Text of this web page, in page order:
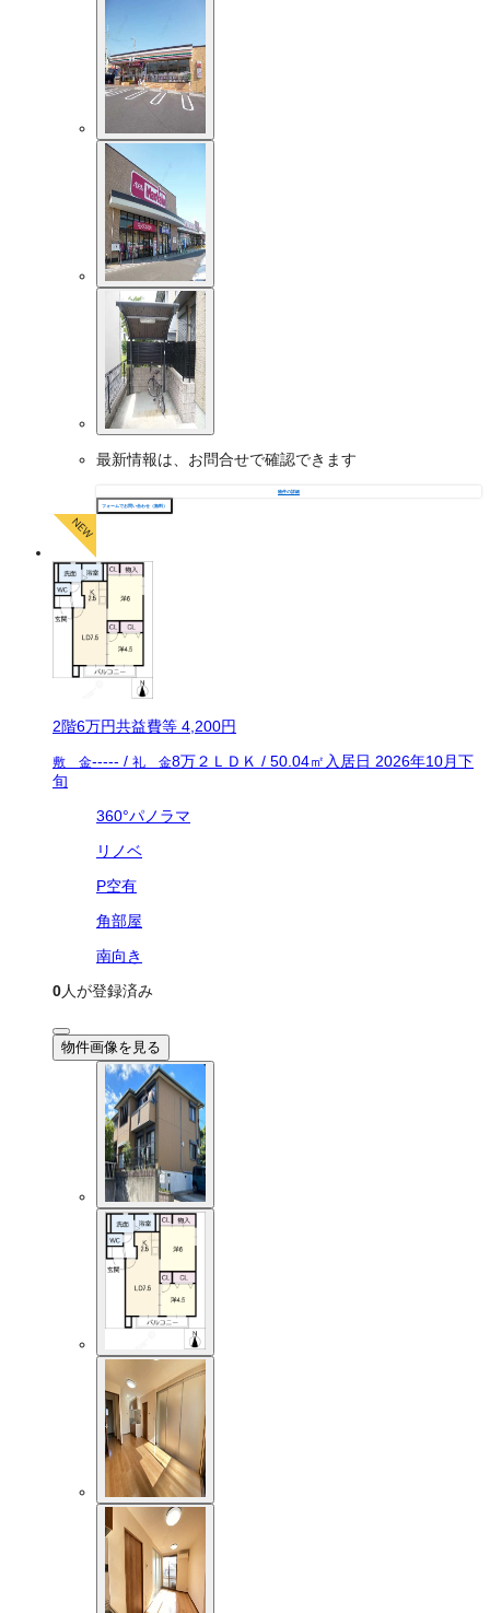
最新情報は、お問合せで確認できます
物件の詳細
フォームでお問い合わせ（無料）
2階6万円共益費等 4,200円
敷 金----- / 礼 金8万２ＬＤＫ / 50.04㎡ 入居日 2026年10月下
旬
360°パノラマ
リノベ
P空有
角部屋
南向き
0人が登録済み
物件画像を見る